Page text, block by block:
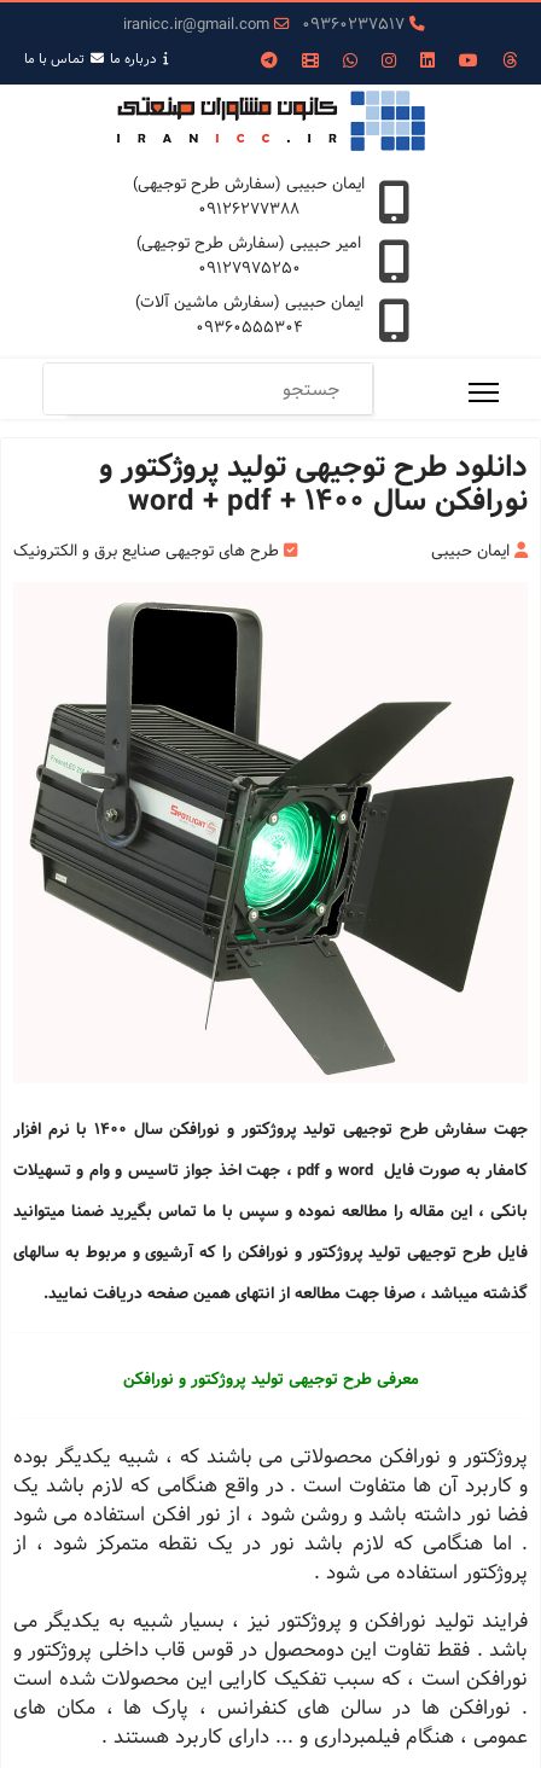
09360237517
iranicc.ir@gmail.com
درباره ما تمـاس با ما
ایمان حبیبی (سفارش طرح توجیهی)
09126277388
امیر حبیبی (سفارش طرح توجیهی)
09127975250
ایمان حبیبی (سفارش ماشین آلات)
09360555304
دانلود طرح توجیهی تولید پروژکتور و
نورافکن سال 1400 + word + pdf
ایمان حبیبی طرح های توجیهی صنایع برق و الکترونیک
جهت سفارش طرح توجیهی تولید پروژکتور و نورافکن سال 1400 با نرم افزار
کامفار به صورت فایل word و pdf ، جهت اخذ جواز تاسیس و وام و تسهیلات
بانکی ، این مقاله را مطالعه نموده و سپس با ما تماس بگیرید ضمنا میتوانید
فایل طرح توجیهی تولید پروژکتور و نورافکن را که آرشیوی و مربوط به سالهای
گذشته میباشد ، صرفا جهت مطالعه از انتهای همین صفحه دریافت نمایید.
معرفی طرح توجیهی تولید پروژکتور و نورافکن
پروژکتور و نورافکن محصولاتی می باشند که ، شبیه یکدیگر بوده
و کاربرد آن ها متفاوت است . در واقع هنگامی که لازم باشد یک
فضا نور داشته باشد و روشن شود ، از نور افکن استفاده می شود
. اما هنگامی که لازم باشد نور در یک نقطه متمرکز شود ، از
پروژکتور استفاده می شود .
فرایند تولید نورافکن و پروژکتور نیز ، بسیار شبیه به یکدیگر می
باشد . فقط تفاوت این دومحصول در قوس قاب داخلی پروژکتور و
نورافکن است ، که سبب تفکیک کارایی این محصولات شده است
. نورافکن ها در سالن های کنفرانس ، پارک ها ، مکان های
عمومی ، هنگام فیلمبرداری و ... دارای کاربرد هستند .